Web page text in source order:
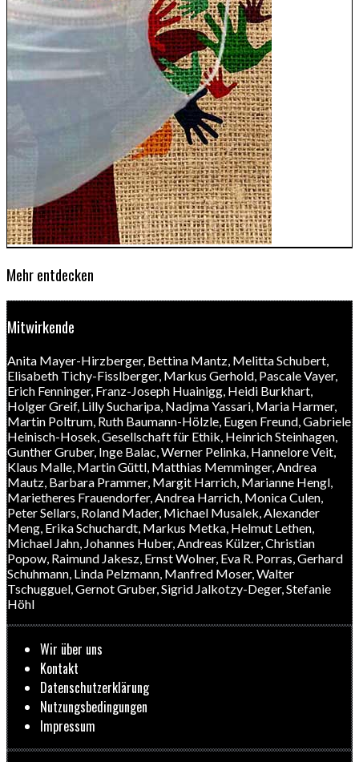
Mehr entdecken
Mitwirkende
Anita Mayer-Hirzberger, Bettina Mantz, Melitta Schubert,
Elisabeth Tichy-Fisslberger, Markus Gerhold, Pascale Vayer,
Erich Fenninger, Franz-Joseph Huainigg, Heidi Burkhart,
Holger Greif, Lilly Sucharipa, Nadjma Yassari, Maria Harmer,
Martin Poltrum, Ruth Baumann-Hölzle, Eugen Freund,Gabriele
Heinisch-Hosek,Gesellschaft für Ethik, Heinrich Steinhagen,
Gunther Gruber, Inge Balac,Werner Pelinka, Hannelore Veit,
Klaus Malle, Martin Güttl, Matthias Memminger,Andrea
Mautz, Barbara Prammer, Margit Harrich, Marianne Hengl,
Marietheres Frauendorfer,Andrea Harrich, Monica Culen,
Peter Sellars, Roland Mader, Michael Musalek,Alexander
Meng, Erika Schuchardt, Markus Metka, Helmut Lethen,
Michael Jahn, Johannes Huber,Andreas Külzer,Christian
Popow, Raimund Jakesz, Ernst Wolner, Eva R. Porras,Gerhard
Schuhmann, Linda Pelzmann, Manfred Moser,Walter
Tschugguel,Gernot Gruber,Sigrid Jalkotzy-Deger,Stefanie
Höhl
Wir über uns
Kontakt
Datenschutzerklärung
Nutzungsbedingungen
Impressum